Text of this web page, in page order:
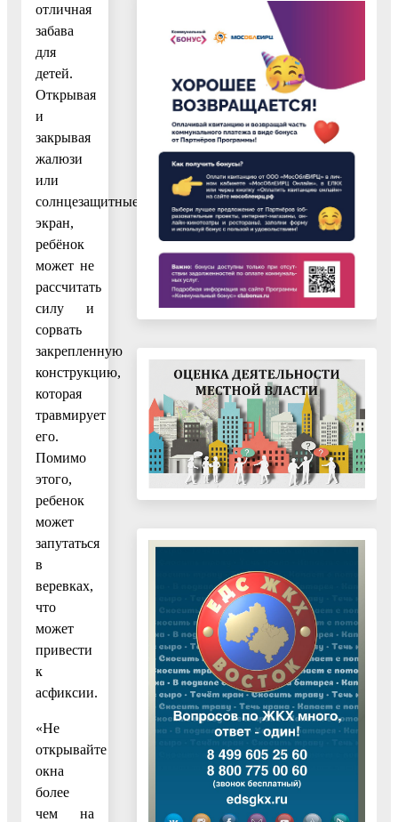
отличная
забава
для
детей.
Открывая
и
закрывая
жалюзи
или
солнцезащитные
экран,
ребёнок
может не
рассчитать
силу и
сорвать
закрепленную
конструкцию,
которая
травмирует
его.
Помимо
этого,
ребенок
может
запутаться
в
веревках,
что
может
привести
к
асфиксии.
«Не
открывайте
окна
более
чем на